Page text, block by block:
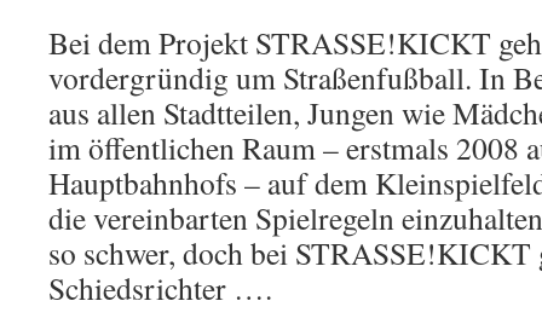
Bei dem Projekt STRASSE!KICKT
vordergründig um Straßenfußball. In
aus allen Stadtteilen, Jungen wie
im öffentlichen Raum – erstmals 2008
Hauptbahnhofs – auf dem
die vereinbarten Spielregeln
so schwer, doch bei STRASSE!KICKT
Schiedsrichter ….